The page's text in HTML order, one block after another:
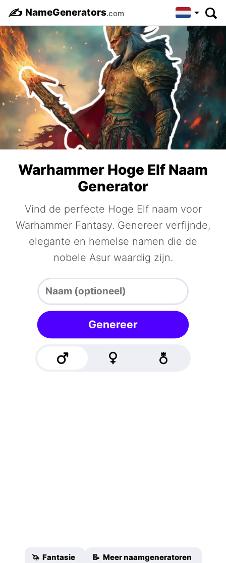
✍️ NameGenerators.com
Warhammer Hoge Elf Naam
Generator
Vind de perfecte Hoge Elf naam voor
Warhammer Fantasy. Genereer verfijnde,
elegante en hemelse namen die de
nobele Asur waardig zijn.
Genereer
🦄 Fantasie 📝 Meer naamgeneratoren